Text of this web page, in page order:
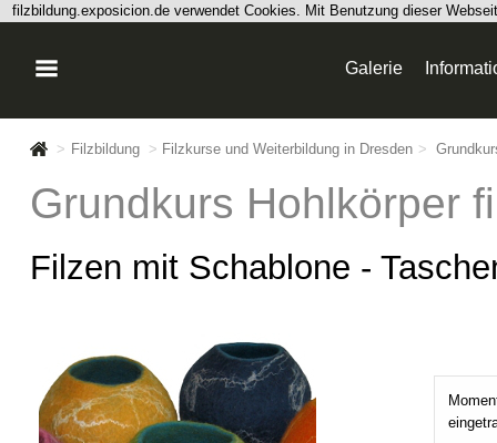
filzbildung.exposicion.de verwendet Cookies. Mit Benutzung dieser
> Filzbildung > Filzkurse und Weiterbildung in Dresden >
Grundkurs Hohlkörper
Filzen mit Schablone -
Galerie